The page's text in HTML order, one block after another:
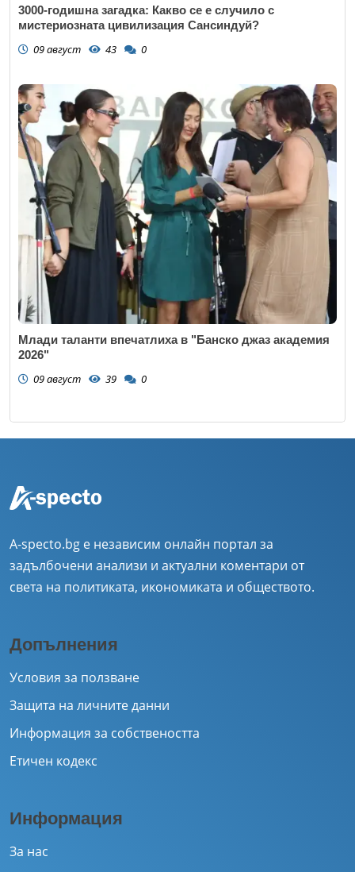
3000-годишна загадка: Какво се е случило с
мистериозната цивилизация Сансиндуй?
09 август 43 0
Млади таланти впечатлиха в "Банско джаз академия
2026"
09 август 39 0
A-specto.bg е независим онлайн портал за
задълбочени анализи и актуални коментари от
света на политиката, икономиката и обществото.
Допълнения
Условия за ползване
Защита на личните данни
Информация за собствеността
Етичен кодекс
Информация
За нас